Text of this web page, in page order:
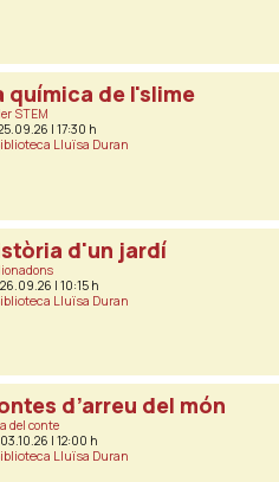
química de l'slime
STEM
| 17:30 h
Lluïsa Duran
d'un jardí
| 10:15 h
Lluïsa Duran
d’arreu del món
del conte
| 12:00 h
Lluïsa Duran